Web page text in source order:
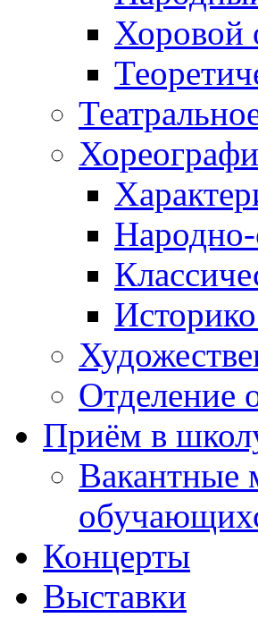
Хоровой
Отделение
Приём в
Вакантные
Концерты
Выставки